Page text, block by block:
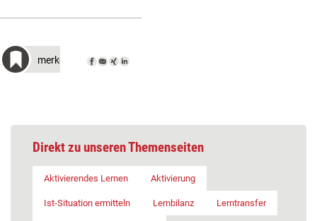
merken
Direkt zu unseren Themenseiten
Aktivierendes Lernen Aktivierung
Ist-Situation ermitteln Lernbilanz Lerntransfer